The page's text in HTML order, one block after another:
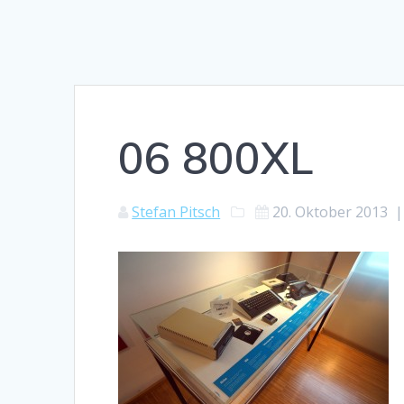
06 800XL
Stefan Pitsch 20. Oktober 2013